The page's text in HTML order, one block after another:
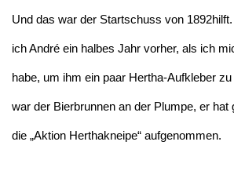
Und das war der Startschuss von
ich André ein halbes Jahr vorher, als ich
habe, um ihm ein paar Hertha-Aufkleber
war der Bierbrunnen an der Plumpe, er hat
die „Aktion Herthakneipe“ aufgenommen.